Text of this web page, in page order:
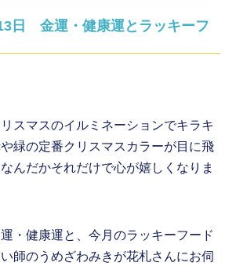
日 金運・健康運とラッキーフ
スマスのイルミネーションでキラキ
緑の定番クリスマスカラーが目に飛
んだかそれだけで心が嬉しくなりま
・健康運と、今月のラッキーフード
師のうめざわみきが花札さんにお伺